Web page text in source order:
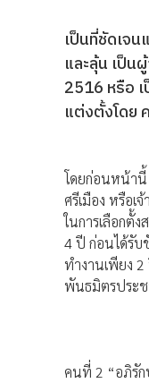
เป็นที่ชัดเจ
และลุ้น เป็
2516 หรือ
แต่งตั้งโดย
โดยก่อนหน้านี้
ศรีเมือง หรือ
ในการเลือกตั้
4 ปี ก่อนได้รับ
ทำงานเพียง
พันธมิตรประ
คนที่ 2 “อภิรัก